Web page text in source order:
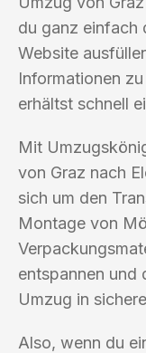
du ganz einfach
Website
Informationen
erhältst schnell
Mit
von Graz nach
sich um den
Montage von
entspannen und
Umzug in
Also, wenn du